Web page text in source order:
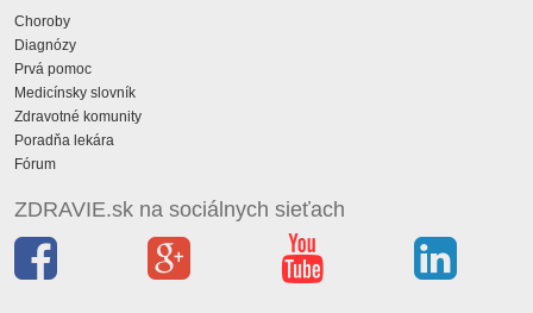
Choroby
Diagnózy
Prvá pomoc
Medicínsky slovník
Zdravotné komunity
Poradňa lekára
Fórum
ZDRAVIE.sk na sociálnych sieťach